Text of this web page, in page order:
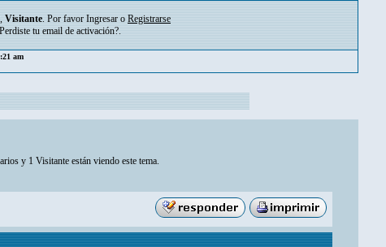
Visitante. Por favor Ingresar o Registrarse
tu email de activación?.
am
y 1 Visitante están viendo este tema.